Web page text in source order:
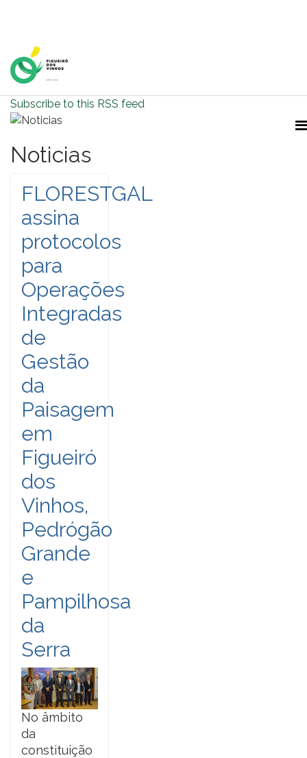
Subscribe to this RSS feed
Noticias
FLORESTGAL
assina
protocolos
para
Operações
Integradas
de
Gestão
da
Paisagem
em
Figueiró
dos
Vinhos,
Pedrógão
Grande
e
Pampilhosa
da
Serra
No âmbito
da
constituição